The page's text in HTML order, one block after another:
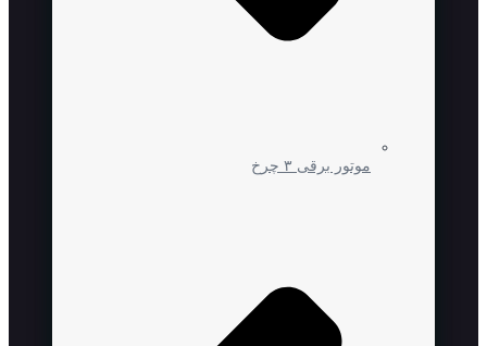
موتور برقی ۳ چرخ